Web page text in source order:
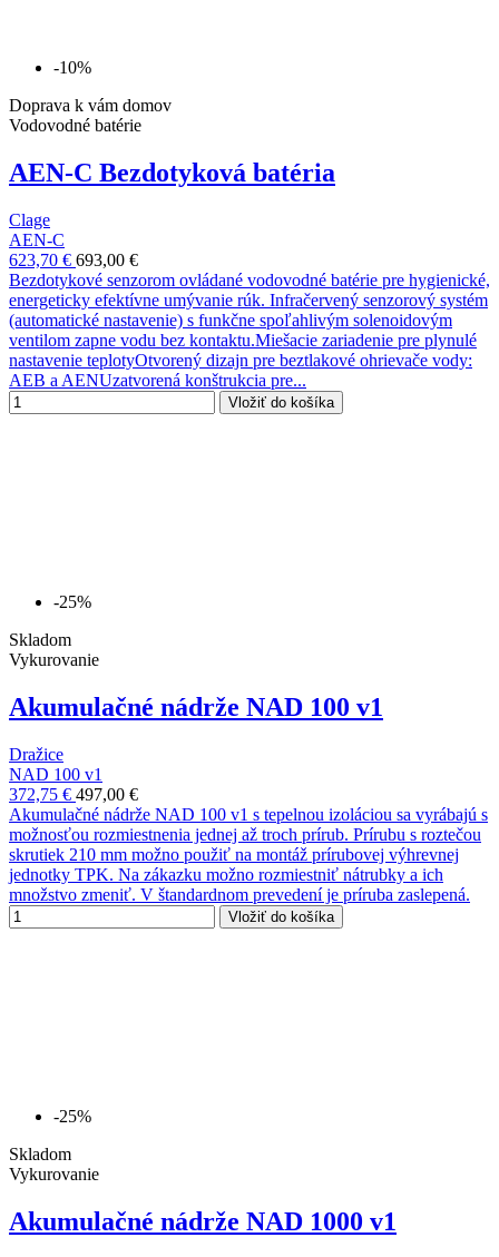
-10%
Doprava k vám domov
Vodovodné batérie
AEN-C Bezdotyková batéria
Clage
AEN-C
623,70 € 693,00 €
Bezdotykové senzorom ovládané vodovodné batérie pre hygienické,
energeticky efektívne umývanie rúk. Infračervený senzorový systém
(automatické nastavenie) s funkčne spoľahlivým solenoidovým
ventilom zapne vodu bez kontaktu.Miešacie zariadenie pre plynulé
nastavenie teplotyOtvorený dizajn pre beztlakové ohrievače vody:
AEB a AENUzatvorená konštrukcia pre...
Vložiť do košíka
-25%
Skladom
Vykurovanie
Akumulačné nádrže NAD 100 v1
Dražice
NAD 100 v1
372,75 € 497,00 €
Akumulačné nádrže NAD 100 v1 s tepelnou izoláciou sa vyrábajú s
možnosťou rozmiestnenia jednej až troch prírub. Prírubu s roztečou
skrutiek 210 mm možno použiť na montáž prírubovej výhrevnej
jednotky TPK. Na zákazku možno rozmiestniť nátrubky a ich
množstvo zmeniť. V štandardnom prevedení je príruba zaslepená.
Vložiť do košíka
-25%
Skladom
Vykurovanie
Akumulačné nádrže NAD 1000 v1